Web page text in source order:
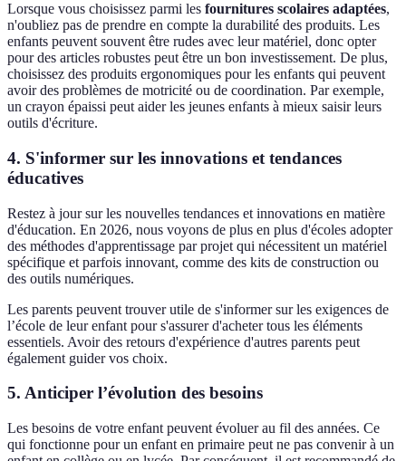
Lorsque vous choisissez parmi les fournitures scolaires adaptées,
n'oubliez pas de prendre en compte la durabilité des produits. Les
enfants peuvent souvent être rudes avec leur matériel, donc opter
pour des articles robustes peut être un bon investissement. De plus,
choisissez des produits ergonomiques pour les enfants qui peuvent
avoir des problèmes de motricité ou de coordination. Par exemple,
un crayon épaissi peut aider les jeunes enfants à mieux saisir leurs
outils d'écriture.
4. S'informer sur les innovations et tendances
éducatives
Restez à jour sur les nouvelles tendances et innovations en matière
d'éducation. En 2026, nous voyons de plus en plus d'écoles adopter
des méthodes d'apprentissage par projet qui nécessitent un matériel
spécifique et parfois innovant, comme des kits de construction ou
des outils numériques.
Les parents peuvent trouver utile de s'informer sur les exigences de
l’école de leur enfant pour s'assurer d'acheter tous les éléments
essentiels. Avoir des retours d'expérience d'autres parents peut
également guider vos choix.
5. Anticiper l’évolution des besoins
Les besoins de votre enfant peuvent évoluer au fil des années. Ce
qui fonctionne pour un enfant en primaire peut ne pas convenir à un